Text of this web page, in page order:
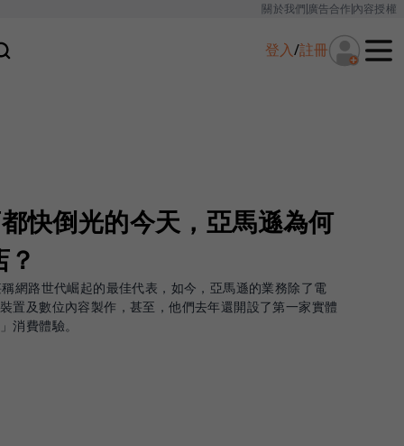
關於我們廣告合作內容授權
登入/註冊
快倒光的今天，亞馬遜為何
網路世代崛起的最佳代表，如今，亞馬遜的業務除了電
置及數位內容製作，甚至，他們去年還開設了第一家實體
消費體驗。